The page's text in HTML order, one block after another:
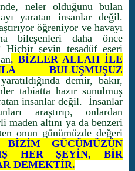
neler olduğunu bulan
yaratan insanlar değil.
öğreniyor ve havayı
bileşenleri daha önce
Hiçbir şeyin tesadüf eseri
, BİZLER ALLAH İLE
BULUŞMUŞUZ
demir, bakır,
tabiatta hazır sunulmuş
insanlar değil. İnsanlar
araştırıp, onlardan
maden altını ya da benzeri
onun günümüzde değeri
GÜCÜMÜZÜN
HER ŞEYİN, BİR
DEMEKTİR.